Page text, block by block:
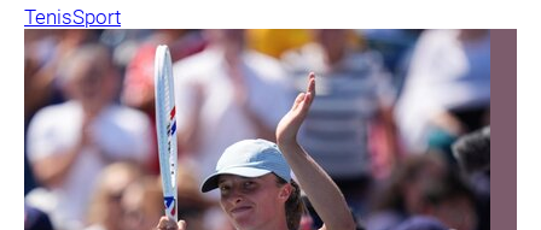
TenisSport